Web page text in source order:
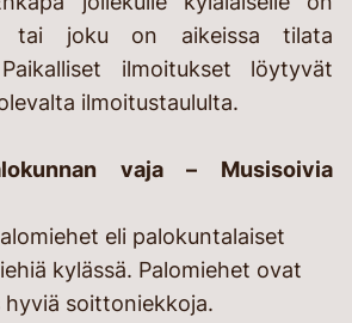
tai joku on aikeissa tilata
ilmoitukset löytyvät
ilmoitustaululta.
vaja – Musisoivia
eli palokuntalaiset
kylässä. Palomiehet ovat
hyviä soittoniekkoja.